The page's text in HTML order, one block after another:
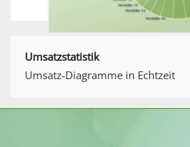
Umsatzstatistik
Umsatz-Diagramme in Echtzeit